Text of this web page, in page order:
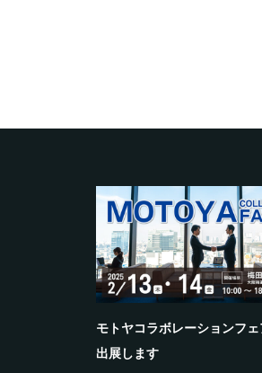
モトヤコラボレーションフ
出展します